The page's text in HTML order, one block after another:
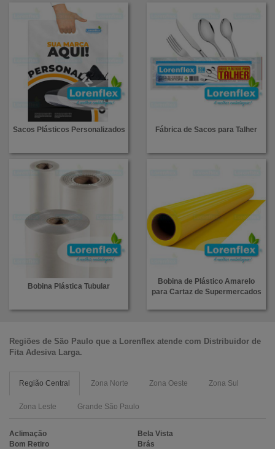
Sacos Plásticos Personalizados Fábrica de Sacos para Talher
Bobina Plástica Tubular
Bobina de Plástico Amarelo
para Cartaz de Supermercados
Regiões de São Paulo que a Lorenflex atende com Distribuidor de
Fita Adesiva Larga.
Região Central Zona Norte Zona Oeste Zona Sul
Zona Leste Grande São Paulo
Aclimação
Bela Vista
Bom Retiro
Brás